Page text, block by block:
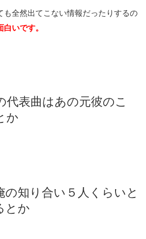
も全然出てこない情報だったりするの
いです。
代表曲はあの元彼のこ
か
の知り合い５人くらいと
とか